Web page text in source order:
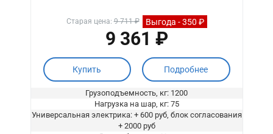
Старая цена:9 711 ₽ Выгода - 350 ₽
9 361 ₽
Купить Подробнее
Грузоподъемность, кг: 1200
Нагрузка на шар, кг: 75
Универсальная электрика: + 600 руб, блок согласования
+ 2000 руб